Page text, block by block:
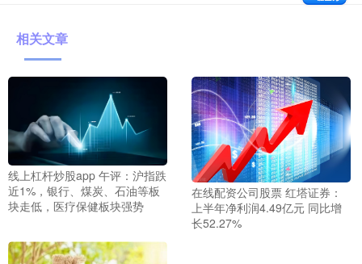
相关文章
线上杠杆炒股app 午评：沪指跌
近1%，银行、煤炭、石油等板
块走低，医疗保健板块强势
在线配资公司股票 红塔证券：
上半年净利润4.49亿元 同比增
长52.27%